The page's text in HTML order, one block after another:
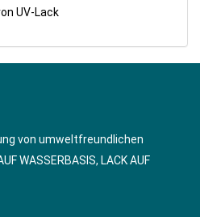
UV-Lack
von umweltfreundlichen
WASSERBASIS, LACK AUF